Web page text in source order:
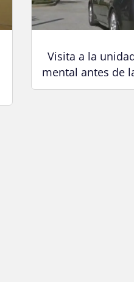
Visita a la
mental antes de